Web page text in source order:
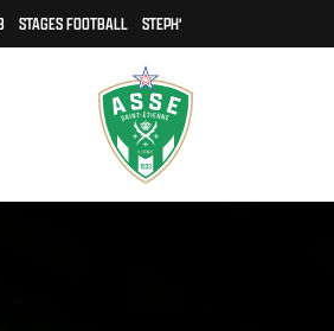
STAGES FOOTBALL STEPH'